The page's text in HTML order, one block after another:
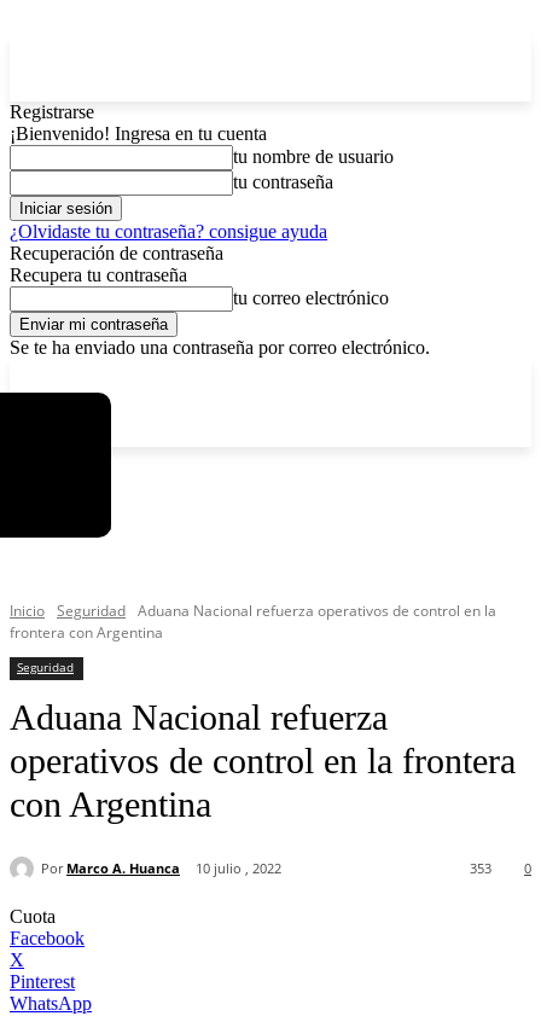
Registrarse
¡Bienvenido! Ingresa en tu cuenta
tu nombre de usuario
tu contraseña
¿Olvidaste tu contraseña? consigue ayuda
Recuperación de contraseña
Recupera tu contraseña
tu correo electrónico
Se te ha enviado una contraseña por correo electrónico.
Inicio Seguridad Aduana Nacional refuerza operativos de control en la
frontera con Argentina
Seguridad
Aduana Nacional refuerza
operativos de control en la frontera
con Argentina
Por Marco A. Huanca 10 julio , 2022 0
353
Cuota
Facebook
X
Pinterest
WhatsApp